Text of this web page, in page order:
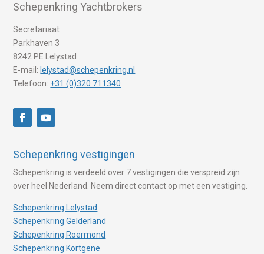
Schepenkring Yachtbrokers
Secretariaat
Parkhaven 3
8242 PE Lelystad
E-mail: lelystad@schepenkring.nl
Telefoon: +31 (0)320 711340
Schepenkring vestigingen
Schepenkring is verdeeld over 7 vestigingen die verspreid zijn
over heel Nederland. Neem direct contact op met een vestiging.
Schepenkring Lelystad
Schepenkring Gelderland
Schepenkring Roermond
Schepenkring Kortgene